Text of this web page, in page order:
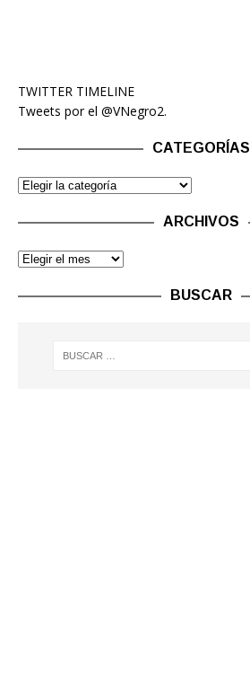
TWITTER TIMELINE
Tweets por el @VNegro2.
CATEGORÍAS
ARCHIVOS
BUSCAR